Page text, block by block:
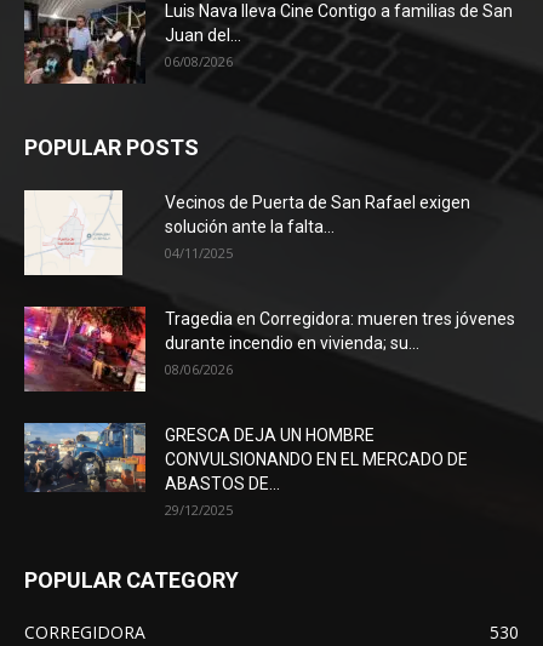
Luis Nava lleva Cine Contigo a familias de San
Juan del...
06/08/2026
POPULAR POSTS
Vecinos de Puerta de San Rafael exigen
solución ante la falta...
04/11/2025
Tragedia en Corregidora: mueren tres jóvenes
durante incendio en vivienda; su...
08/06/2026
GRESCA DEJA UN HOMBRE
CONVULSIONANDO EN EL MERCADO DE
ABASTOS DE...
29/12/2025
POPULAR CATEGORY
CORREGIDORA
530